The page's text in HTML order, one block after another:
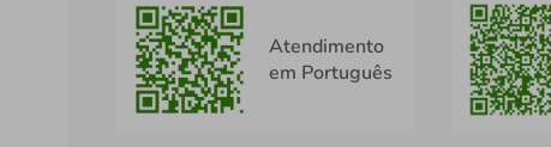
Atendimento
em Português